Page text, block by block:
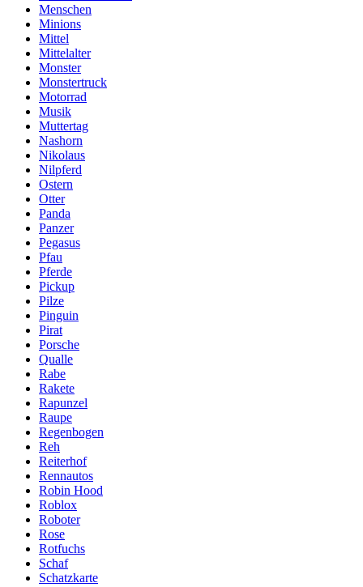
Menschen
Minions
Mittel
Mittelalter
Monster
Monstertruck
Motorrad
Musik
Muttertag
Nashorn
Nikolaus
Nilpferd
Ostern
Otter
Panda
Panzer
Pegasus
Pfau
Pferde
Pickup
Pilze
Pinguin
Pirat
Porsche
Qualle
Rabe
Rakete
Rapunzel
Raupe
Regenbogen
Reh
Reiterhof
Rennautos
Robin Hood
Roblox
Roboter
Rose
Rotfuchs
Schaf
Schatzkarte